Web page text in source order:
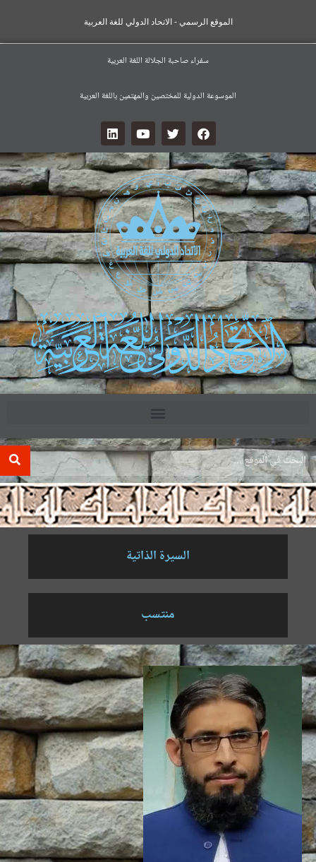
الموقع الرسمي - الاتحاد الدولي للغة العربية
سفراء صاحبة الجلالة اللغة العربية
الموسوعة الدولية للمختصين والمهتمين باللغة العربية
.
السيرة الذاتية
منتسب